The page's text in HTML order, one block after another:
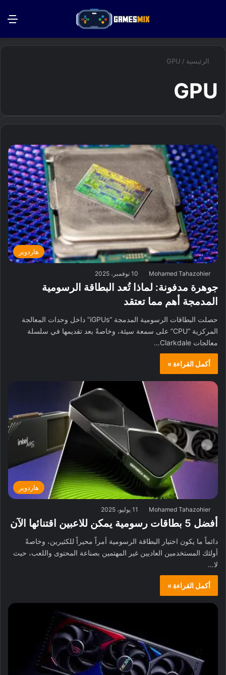
الرئيسية /
GPU
GPU
هاردوير
Mohamed Tahazohier 10 نوفمبر، 2025
جوهرة مدفونة: لماذا تُعد البطاقة الرسومية
المدمجة أهم مما تعتقد
حصلت البطاقات الرسومية المدمجة “iGPUs” داخل وحدات المعالجة
المركزية “CPU” على سمعة سيئة، وخاصةً بعد تقديمها في سلسلة
معالجات Clarkdale…
أكمل القراءة »
هاردوير
Mohamed Tahazohier 11 يوليو، 2025
أفضل 5 بطاقات رسومية يمكن للاعبين اقتنائها الآن
دائماً ما يكون اختيار البطاقة الرسومية أمراً محيراً للكثيرين، وخاصةً
أولئك المستخدمين العاديين غير المهتمين بصناعة المحتوى واللعب، حيث
لا…
أكمل القراءة »